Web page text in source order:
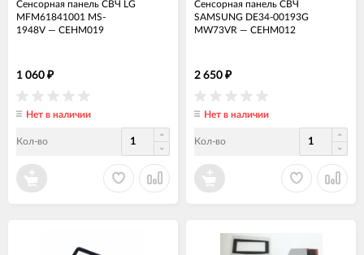
Сенсорная панель СВЧ LG
MFM61841001 MS-
1948V — СЕНМ019
1 060 ₽
Нет в наличии
Кол-во
Сенсорная панель СВЧ
SAMSUNG DE34-00193G
MW73VR — СЕНМ012
2 650 ₽
Нет в наличии
Кол-во